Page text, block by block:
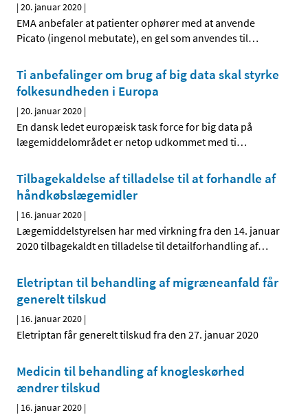
|20. januar 2020 |
EMA anbefaler at patienter ophører med at anvende
Picato (ingenol mebutate), en gel som anvendes til…
Ti anbefalinger om brug af big data skal styrke
folkesundheden i Europa
|20. januar 2020 |
En dansk ledet europæisk task force for big data på
lægemiddelområdet er netop udkommet med ti…
Tilbagekaldelse af tilladelse til at forhandle af
håndkøbslægemidler
| 16. januar 2020 |
Lægemiddelstyrelsen har med virkning fra den 14. januar
2020 tilbagekaldt en tilladelse til detailforhandling af…
Eletriptan til behandling af migræneanfald får
generelt tilskud
| 16. januar 2020 |
Eletriptan får generelt tilskud fra den 27. januar 2020
Medicin til behandling af knogleskørhed
ændrer tilskud
| 16. januar 2020 |